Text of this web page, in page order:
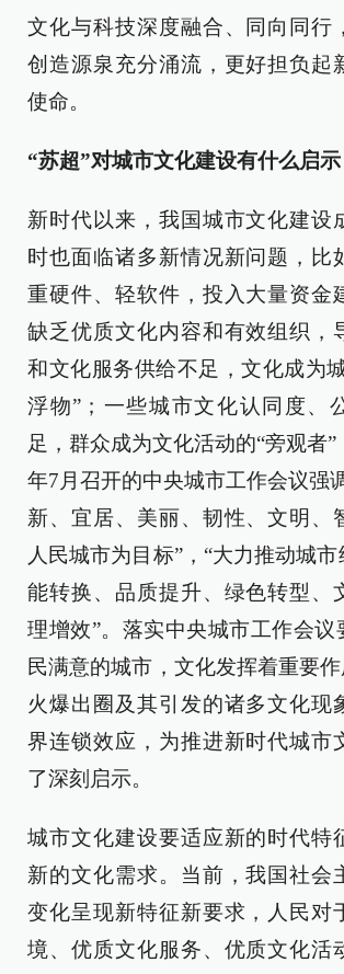
文化与科技深度融合、同向同行
创造源泉充分涌流，更好担负起
使命。
“苏超”对城市文化建设有什么启示
新时代以来，我国城市文化建设
时也面临诸多新情况新问题，比
重硬件、轻软件，投入大量资金
缺乏优质文化内容和有效组织，
和文化服务供给不足，文化成为
浮物”；一些城市文化认同度、
足，群众成为文化活动的“旁观者”
年7月召开的中央城市工作会议强
新、宜居、美丽、韧性、文明、
人民城市为目标”，“大力推动城
能转换、品质提升、绿色转型、
理增效”。落实中央城市工作会议
民满意的城市，文化发挥着重要作
火爆出圈及其引发的诸多文化现
界连锁效应，为推进新时代城市
了深刻启示。
城市文化建设要适应新的时代特
新的文化需求。当前，我国社会
变化呈现新特征新要求，人民对
境、优质文化服务、优质文化活